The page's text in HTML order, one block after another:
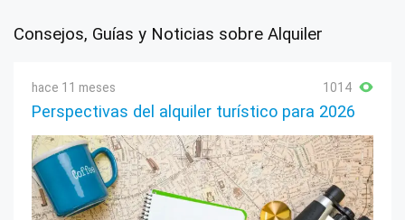
Consejos, Guías y Noticias sobre Alquiler
hace 11 meses 1014
Perspectivas del alquiler turístico para 2026